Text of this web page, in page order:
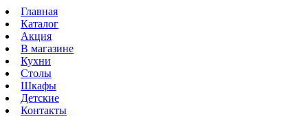
Главная
Каталог
Акция
В магазине
Кухни
Столы
Шкафы
Детские
Контакты